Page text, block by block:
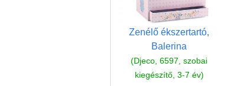
Zenélő ékszertartó,
Balerina
(Djeco, 6597, szobai
kiegészítő, 3-7 év)